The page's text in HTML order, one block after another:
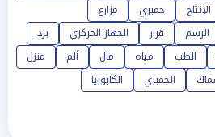
الإنتاج جمبري
مزارع
الرسم قرار الجهاز المركزي
برد
الطب مياه مال ألم
منزل
الجمبري
الكابوريا